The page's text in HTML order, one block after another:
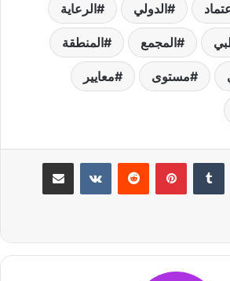
الدولي الرعاية
المجمع المنطقة
مستوى معايير
بينتيريست مشاركة عبر البريد